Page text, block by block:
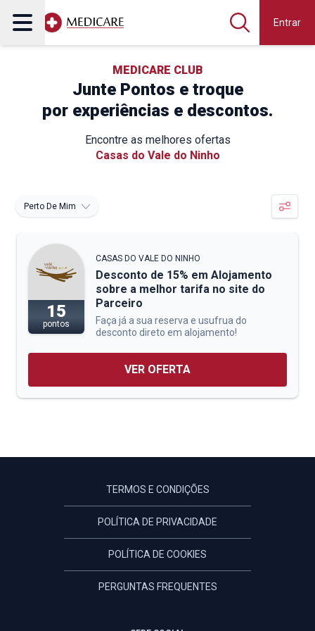
Entrar
MEDICARE CLUB
Junte Pontos e troque
por experiências e descontos.
Encontre as melhores ofertas
Casas do Vale do Ninho
Perto De Mim
15
pontos
CASAS DO VALE DO NINHO
Desconto de 15% em Alojamento
sobre a melhor tarifa no site do
Parceiro
Faça já a sua reserva e usufrua do
desconto direto em alojamento!
VER OFERTA
TERMOS E CONDIÇÕES
POLÍTICA DE PRIVACIDADE
POLÍTICA DE COOKIES
PERGUNTAS FREQUENTES